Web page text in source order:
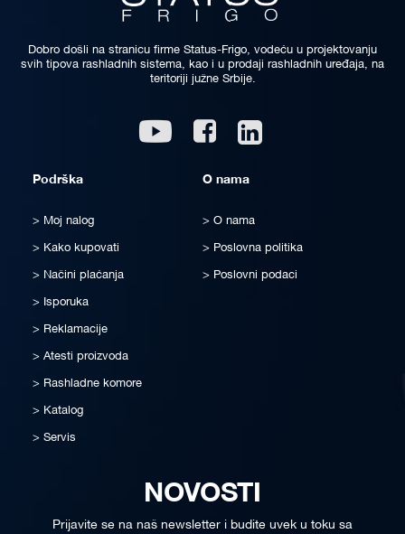
Dobro došli na stranicu firme Status-Frigo, vodeću u projektovanju
svih tipova rashladnih sistema, kao i u prodaji rashladnih uređaja, na
teritoriji južne Srbije.
Youtube Facebook
Podrška
Moj nalog
Kako kupovati
Načini plaćanja
Isporuka
Reklamacije
Atesti proizvoda
Rashladne komore
Katalog
Servis
O nama
O nama
Poslovna politika
Poslovni podaci
NOVOSTI
Prijavite se na naš newsletter i budite uvek u toku sa